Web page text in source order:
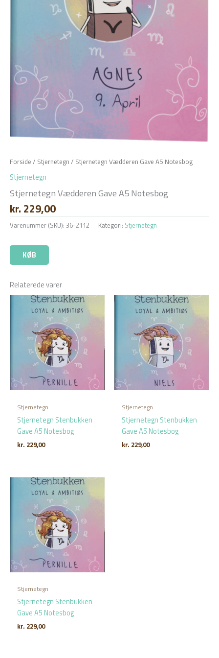
Forside / Stjernetegn / Stjernetegn Vædderen Gave A5 Notesbog
Stjernetegn
Stjernetegn Vædderen Gave A5 Notesbog
kr. 229,00
Varenummer (SKU): 36-2112 Kategori: Stjernetegn
KØB
Relaterede varer
Stjernetegn
Stjernetegn Stenbukken
Gave A5 Notesbog
kr. 229,00
Stjernetegn
Stjernetegn Stenbukken
Gave A5 Notesbog
kr. 229,00
Stjernetegn
Stjernetegn Stenbukken
Gave A5 Notesbog
kr. 229,00